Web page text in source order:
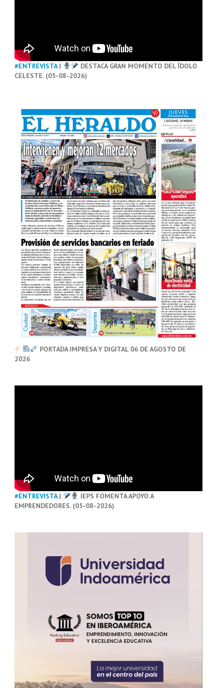
#ENTREVISTA|
DESTACA GRAN MOMENTO DEL ÍDOLO
CELESTE. (05-08-2026)
PORTADA IMPRESA Y DIGITAL 06 DE AGOSTO DE
2026
#ENTREVISTA|
IEPS FOMENTA APOYO A
EMPRENDEDORES. (05-08-2026)